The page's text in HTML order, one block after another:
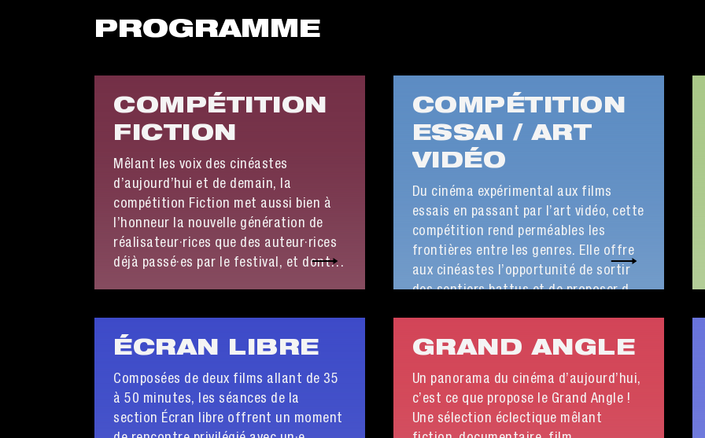
PROGRAMME
COMPÉTITION
FICTION
Mêlant les voix des cinéastes
d’aujourd’hui et de demain, la
compétition Fiction met aussi bien à
l’honneur la nouvelle génération de
réalisateur·rices que des auteur·rices
déjà passé·es par le festival, et dont
cinéastes vous guider aux confins de
mondes insoupçonnés !
COMPÉTITION
ESSAI / ART
VIDÉO
Du cinéma expérimental aux films
essais en passant par l’art vidéo, cette
compétition rend perméables les
frontières entre les genres. Elle offre
aux cinéastes l’opportunité de sortir
des sentiers battus et de proposer des
codes du cinéma, et dont on ressort
transformé·e.
ÉCRAN LIBRE
Composées de deux films allant de 35
à 50 minutes, les séances de la
section Écran libre offrent un moment
GRAND ANGLE
Un panorama du cinéma d’aujourd’hui,
c’est ce que propose le Grand Angle !
Une sélection éclectique mêlant